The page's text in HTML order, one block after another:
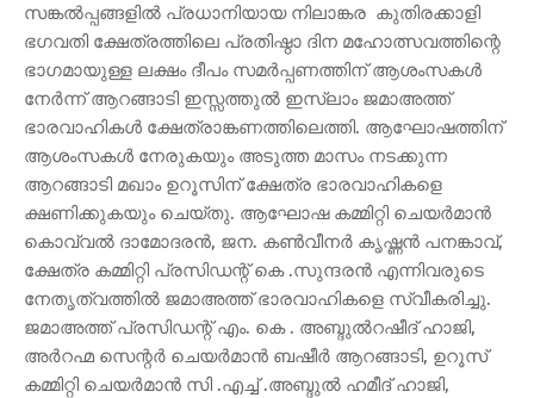
സങ്കല്‍പ്പങ്ങളില്‍ പ്രധാനിയായ നിലാങ്കര കുതിരക്കാളി
ഭഗവതി ക്ഷേത്രത്തിലെ പ്രതിഷ്ഠാ ദിന മഹോത്സവത്തിന്റെ
ഭാഗമായുള്ള ലക്ഷം ദീപം സമര്‍പ്പണത്തിന് ആശംസകള്‍
നേര്‍ന്ന് ആറങ്ങാടി ഇസ്സത്തുല്‍ ഇസ്‌ലാം ജമാഅത്ത്
ഭാരവാഹികള്‍ ക്ഷേത്രാങ്കണത്തിലെത്തി. ആഘോഷത്തിന്
ആശംസകള്‍ നേരുകയും അടുത്ത മാസം നടക്കുന്ന
ആറങ്ങാടി മഖാം ഉറൂസിന് ക്ഷേത്ര ഭാരവാഹികളെ
ക്ഷണിക്കുകയും ചെയ്തു. ആഘോഷ കമ്മിറ്റി ചെയര്‍മാന്‍
കൊവ്വല്‍ ദാമോദരന്‍, ജന. കണ്‍വീനര്‍ കൃഷ്ണന്‍ പനങ്കാവ്,
ക്ഷേത്ര കമ്മിറ്റി പ്രസിഡന്റ് കെ .സുന്ദരന്‍ എന്നിവരുടെ
നേതൃത്വത്തില്‍ ജമാഅത്ത് ഭാരവാഹികളെ സ്വീകരിച്ചു.
ജമാഅത്ത് പ്രസിഡന്റ് എം. കെ . അബ്ദുല്‍റഷീദ് ഹാജി,
അര്‍റഹ്മ സെന്റര്‍ ചെയര്‍മാന്‍ ബഷീര്‍ ആറങ്ങാടി, ഉറൂസ്
കമ്മിറ്റി ചെയര്‍മാന്‍ സി .എച്ച് .അബ്ദുല്‍ ഹമീദ് ഹാജി,